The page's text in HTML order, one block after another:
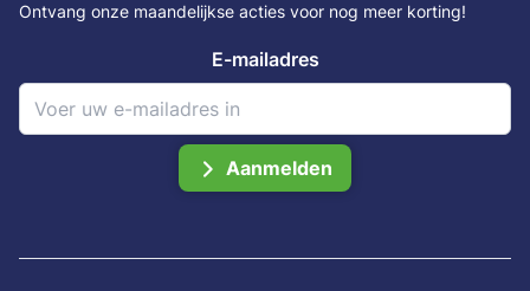
Ontvang onze maandelijkse acties voor nog meer korting!
E-mailadres
Aanmelden